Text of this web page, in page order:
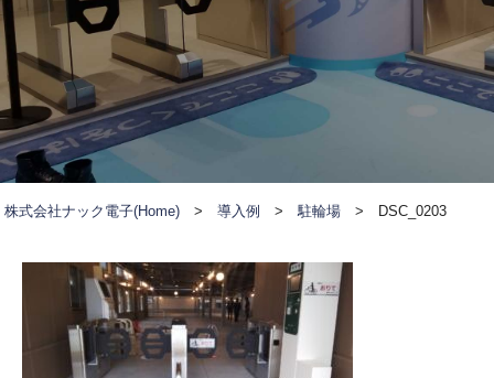
株式会社ナック電子(Home) >導入例 >駐輪場 > DSC_0203